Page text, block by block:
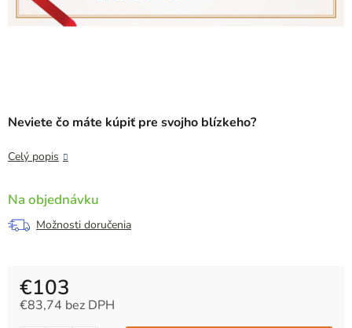
Neviete čo máte kúpiť pre svojho blízkeho?
Celý popis
Na objednávku
Možnosti doručenia
€103
€83,74 bez DPH